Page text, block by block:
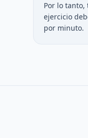
Por lo
ejercicio
por minuto.